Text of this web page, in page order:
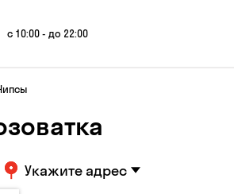
с 10:00 - до 22:00
Укажите адрес